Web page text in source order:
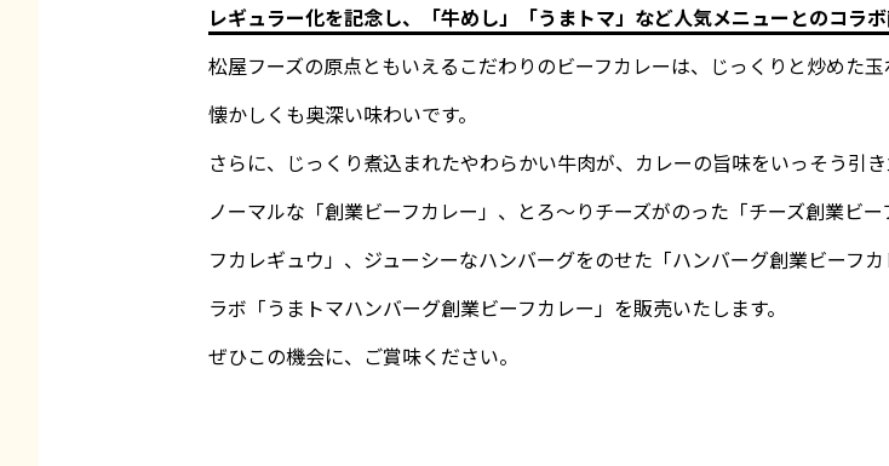
レギュラー化を記念し、「牛めし」「うまトマ」など人気メニューとのコラボ
松屋フーズの原点ともいえるこだわりのビーフカレーは、じっくりと炒めた
懐かしくも奥深い味わいです。
さらに、じっくり煮込まれたやわらかい牛肉が、カレーの旨味をいっそう引き
ノーマルな「創業ビーフカレー」、とろ～りチーズがのった「チーズ創業ビ
フカレギュウ」、ジューシーなハンバーグをのせた「ハンバーグ創業ビーフ
ラボ「うまトマハンバーグ創業ビーフカレー」を販売いたします。
ぜひこの機会に、ご賞味ください。